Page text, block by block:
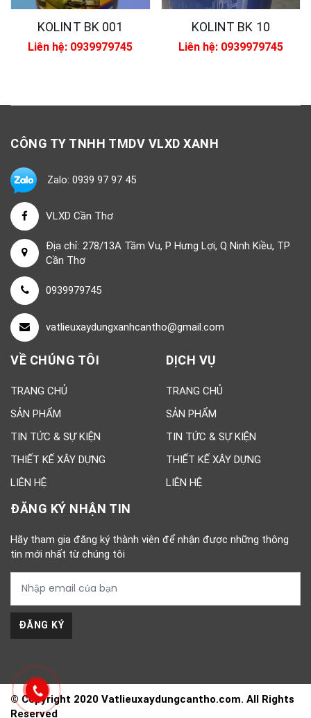
KOLINT BK 001
Liên hệ: 0939979745
KOLINT BK 10
Liên hệ: 0939979745
CÔNG TY TNHH TMDV VLXD XANH
Zalo: 0939 97 97 45
VLXD Cần Thơ
Địa chỉ: 278/13A Tầm Vu, P Hưng Lợi, Q Ninh Kiều, TP
Cần Thơ
0939979745
vatlieuxaydungxanhcantho@gmail.com
VỀ CHÚNG TÔI
TRANG CHỦ
SẢN PHẨM
TIN TỨC & SỰ KIỆN
THIẾT KẾ XÂY DỰNG
LIÊN HỆ
DỊCH VỤ
TRANG CHỦ
SẢN PHẨM
TIN TỨC & SỰ KIỆN
THIẾT KẾ XÂY DỰNG
LIÊN HỆ
ĐĂNG KÝ NHẬN TIN
Hãy tham gia đăng ký thành viên để nhận được những thông
tin mới nhất từ chúng tôi
ĐĂNG KÝ
© Copyright 2020 Vatlieuxaydungcantho.com. All Rights
Reserved